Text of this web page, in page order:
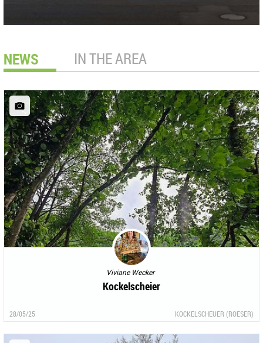
NEWS IN THE AREA
Viviane Wecker
Kockelscheier
28/05/25 KOCKELSCHEUER (ROESER)